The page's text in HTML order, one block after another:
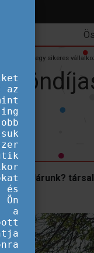
egy sikeres
Járunk?
az
a